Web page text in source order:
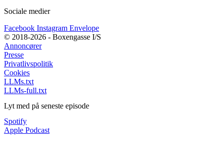
Sociale medier
Facebook Instagram Envelope
© 2018-2026 - Boxengasse I/S
Annoncører
Presse
Privatlivspolitik
Cookies
LLMs.txt
LLMs-full.txt
Lyt med på seneste episode
Spotify
Apple Podcast